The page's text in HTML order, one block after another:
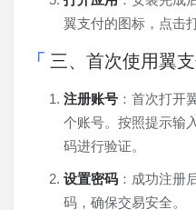
翼支付的图标，点击
三、首次使用翼
注册账号 ：首次打开
个账号。按照提示输
码进行验证。
设置密码 ：成功注册
码，确保交易安全。